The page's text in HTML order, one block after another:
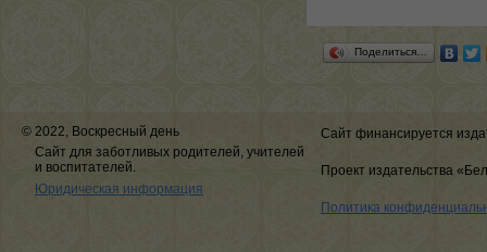
Поделиться…
© 2022, Воскресный день
Сайт для заботливых родителей, учителей
и воспитателей.
Юридическая информация
Сайт финансируется
Проект издательства
Политика